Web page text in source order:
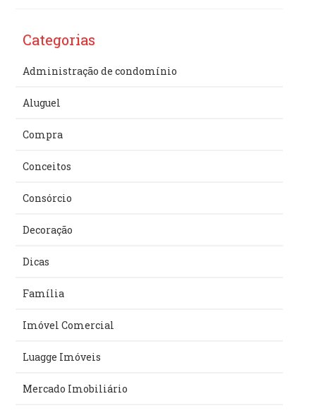
Categorias
Administração de condomínio
Aluguel
Compra
Conceitos
Consórcio
Decoração
Dicas
Família
Imóvel Comercial
Luagge Imóveis
Mercado Imobiliário